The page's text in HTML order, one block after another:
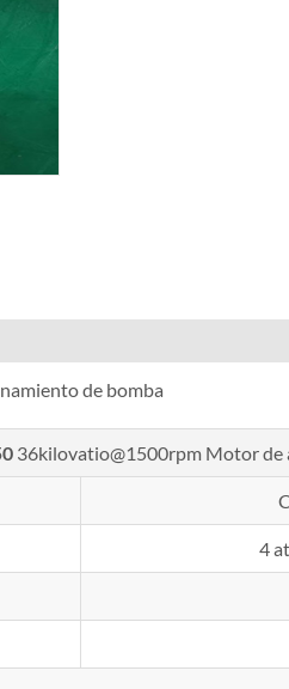
de bomba
36kilovatio@1500rpm Motor de
4